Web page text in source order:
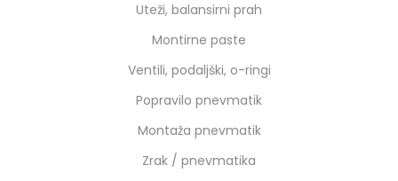
Uteži, balansirni prah
Montirne paste
Ventili, podaljški, o-ringi
Popravilo pnevmatik
Montaža pnevmatik
Zrak / pnevmatika